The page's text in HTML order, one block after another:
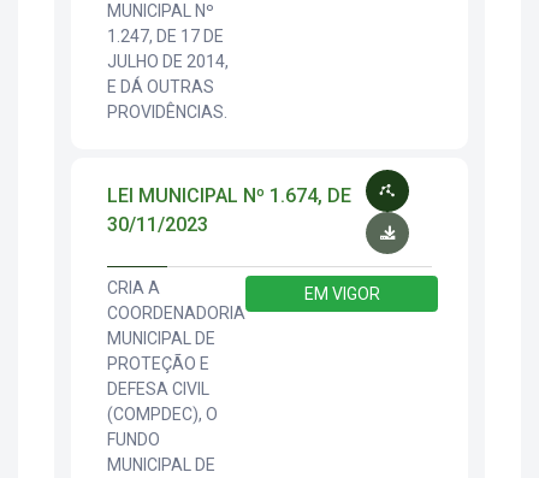
MUNICIPAL Nº
1.247, DE 17 DE
JULHO DE 2014,
E DÁ OUTRAS
PROVIDÊNCIAS.
LEI MUNICIPAL Nº 1.674, DE
30/11/2023
CRIA A
COORDENADORIA
MUNICIPAL DE
PROTEÇÃO E
DEFESA CIVIL
(COMPDEC), O
FUNDO
MUNICIPAL DE
EM VIGOR